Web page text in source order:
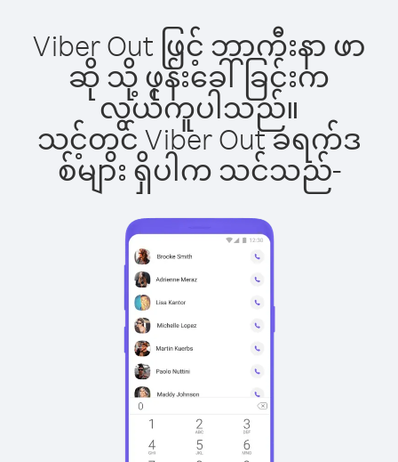
Viber Out ဖြင့် ဘာကီးနာ ဖာ
ဆို သို့ ဖုန်းခေါ်ခြင်းက
လွယ်ကူပါသည်။
သင့်တွင် Viber Out ခရက်ဒ
စ်များ ရှိပါက သင်သည်-